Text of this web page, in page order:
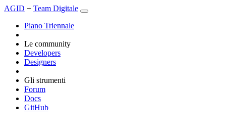
AGID + Team Digitale
Piano Triennale
Le community
Developers
Designers
Gli strumenti
Forum
Docs
GitHub